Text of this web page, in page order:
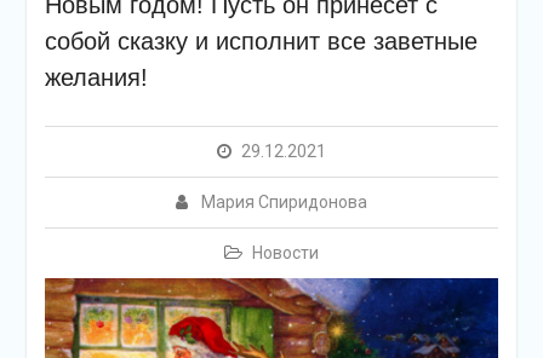
участие, получили
ценные призы от
спонсоров в виде
упаковок
Дом культуры
Наша землячка стала
Всероссийского
конкурса «Библиотекарь
года – 2025»
собой сказку и исполнит все заветные
желания!
29.12.2021
Мария Спиридонова
Новости